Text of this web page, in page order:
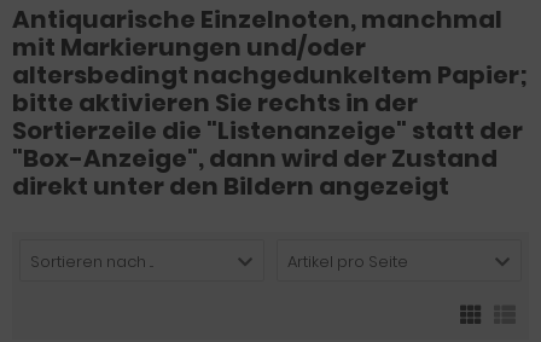
Antiquarische Einzelnoten, manchmal
mit Markierungen und/oder
altersbedingt nachgedunkeltem Papier;
bitte aktivieren Sie rechts in der
Sortierzeile die "Listenanzeige" statt der
"Box-Anzeige", dann wird der Zustand
direkt unter den Bildern angezeigt
Sortieren nach ... Artikel pro Seite